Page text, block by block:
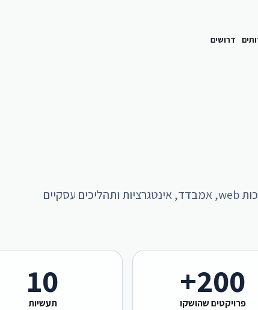
דרושים
צוותי הנדסה ממוקדים לפיתוח תוכנה, אפליקציות, מערכות web, אמבדד, אינטגרציות ותהליכים עסקיים
200
+
פרויקטים שהושקו
10
תעשיות